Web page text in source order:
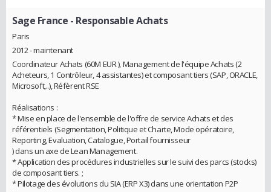
Sage France - Responsable Achats
Paris
2012 - maintenant
Coordinateur Achats (60M EUR ), Management de l'équipe Achats (2
Acheteurs, 1 Contrôleur, 4 assistantes) et composant tiers (SAP, ORACLE,
Microsoft,..), Réfèrent RSE
Réalisations :
* Mise en place de l'ensemble de l'offre de service Achats et des
référentiels (Segmentation, Politique et Charte, Mode opératoire,
Reporting, Evaluation, Catalogue, Portail fournisseur
) dans un axe de Lean Management.
* Application des procédures industrielles sur le suivi des parcs (stocks)
de composant tiers. ;
* Pilotage des évolutions du SIA (ERP X3) dans une orientation P2P